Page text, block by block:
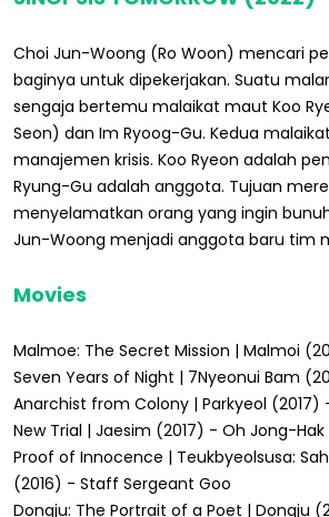
Choi Jun-Woong (Ro Woon) mencari
baginya untuk dipekerjakan. Suatu
sengaja bertemu malaikat maut Koo
Seon) dan Im Ryoog-Gu. Kedua
manajemen krisis. Koo Ryeon adalah
Ryung-Gu adalah anggota. Tujuan
menyelamatkan orang yang ingin
Jun-Woong menjadi anggota baru tim
Movies
Malmoe: The Secret Mission | Malmoi
Seven Years of Night | 7Nyeonui Bam
Anarchist from Colony | Parkyeol (2017)
New Trial | Jaesim (2017) - Oh Jong-Hak
Proof of Innocence | Teukbyeolsusa:
(2016) - Staff Sergeant Goo
Dongju: The Portrait of a Poet | Dongju